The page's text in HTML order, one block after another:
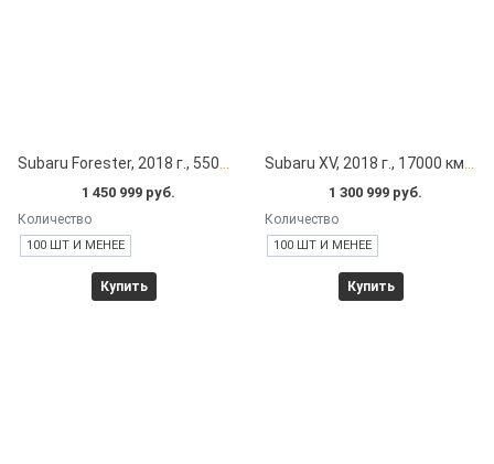
1 450 999 руб.
Количество
100 ШТ И МЕНЕЕ
Купить
1 300 999 руб.
Количество
100 ШТ И МЕНЕЕ
Купить